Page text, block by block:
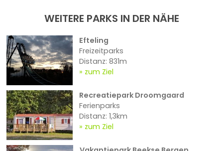
WEITERE PARKS IN DER NÄHE
Efteling
Freizeitparks
Distanz: 831m
zum Ziel
Recreatiepark Droomgaard
Ferienparks
Distanz: 1,3km
zum Ziel